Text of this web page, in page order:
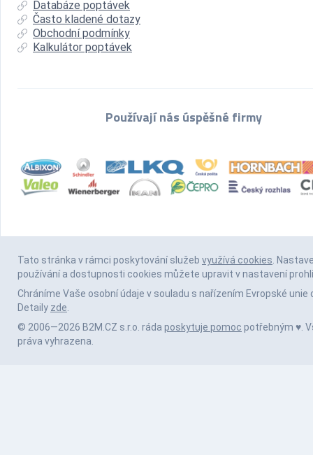
Databáze poptávek
Často kladené dotazy
Obchodní podmínky
Kalkulátor poptávek
Používají nás úspěšné firmy
Tato stránka v rámci poskytování služeb využívá cookies.
používání a dostupnosti cookies můžete upravit v nastavení
Chráníme Vaše osobní údaje v souladu s nařízením Evropské unie
Detaily zde.
© 2006—2026 B2M.CZ s.r.o. ráda poskytuje pomoc potřebným ♥️.
práva vyhrazena.